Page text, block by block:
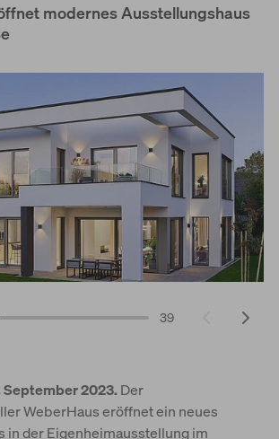
modernes Ausstellungshaus
39
September 2023. Der
WeberHaus eröffnet ein neues
in der Eigenheimausstellung im